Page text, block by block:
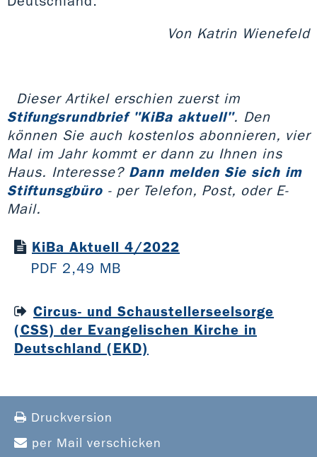
Von Katrin Wienefeld
Dieser Artikel erschien zuerst im
Stifungsrundbrief "KiBa aktuell". Den
können Sie auch kostenlos abonnieren, vier
Mal im Jahr kommt er dann zu Ihnen ins
Haus. Interesse? Dann melden Sie sich im
Stiftunsgbüro - per Telefon, Post, oder E-
Mail.
KiBa Aktuell 4/2022
PDF 2,49 MB
Circus- und Schaustellerseelsorge
(CSS) der Evangelischen Kirche in
Deutschland (EKD)
Druckversion
per Mail verschicken